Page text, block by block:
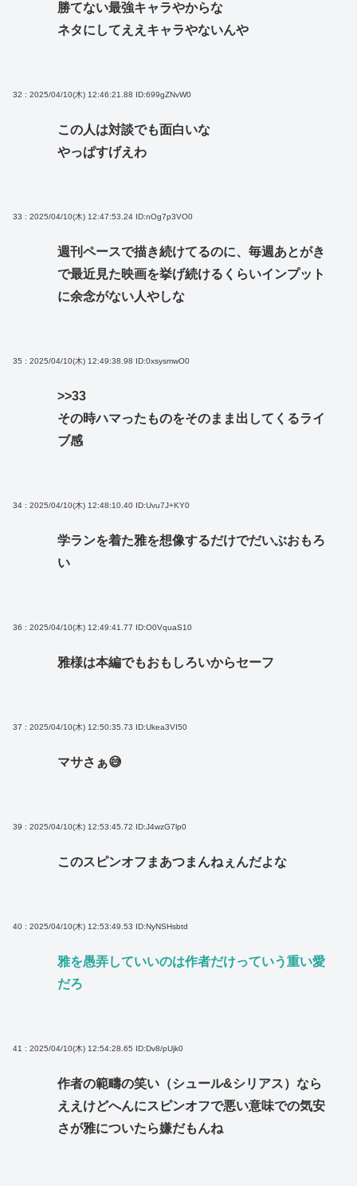
勝てない最強キャラやからな
ネタにしてええキャラやないんや
32 : 2025/04/10(木) 12:46:21.88 ID:699gZNvW0
この人は対談でも面白いな
やっぱすげえわ
33 : 2025/04/10(木) 12:47:53.24 ID:nOg7p3VO0
週刊ペースで描き続けてるのに、毎週あとがき
で最近見た映画を挙げ続けるくらいインプット
に余念がない人やしな
35 : 2025/04/10(木) 12:49:38.98 ID:0xsysmwO0
>>33
その時ハマったものをそのまま出してくるライ
ブ感
34 : 2025/04/10(木) 12:48:10.40 ID:Uvu7J+KY0
学ランを着た雅を想像するだけでだいぶおもろ
い
36 : 2025/04/10(木) 12:49:41.77 ID:O0VquaS10
雅様は本編でもおもしろいからセーフ
37 : 2025/04/10(木) 12:50:35.73 ID:Ukea3VI50
マサさぁ😅
39 : 2025/04/10(木) 12:53:45.72 ID:J4wzG7lp0
このスピンオフまあつまんねぇんだよな
40 : 2025/04/10(木) 12:53:49.53 ID:NyNSHsbtd
雅を愚弄していいのは作者だけっていう重い愛
だろ
41 : 2025/04/10(木) 12:54:28.65 ID:Dv8/pUjk0
作者の範疇の笑い（シュール&シリアス）なら
ええけどへんにスピンオフで悪い意味での気安
さが雅についたら嫌だもんね